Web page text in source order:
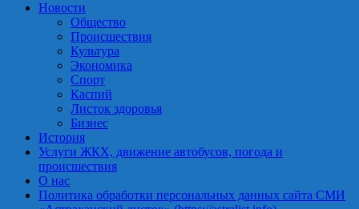
Новости
Общество
Происшествия
Культура
Экономика
Спорт
Каспий
Листок здоровья
Бизнес
История
Услуги ЖКХ, движение автобусов, погода и
происшествия
О нас
Политика обработки персональных данных сайта СМИ